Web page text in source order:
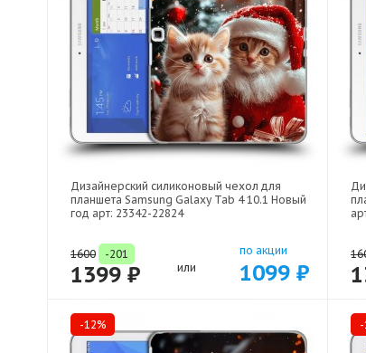
Дизайнерский силиконовый чехол для
планшета Samsung Galaxy Tab 4 10.1 Новый
год арт: 23342-22824
1600 -201
1399 ₽ или
по акции
1099 ₽
-12%